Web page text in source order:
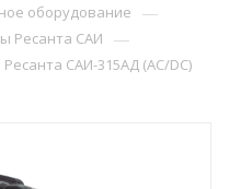
оборудование —
Ресанта САИ —
САИ-315АД (АС/DC)